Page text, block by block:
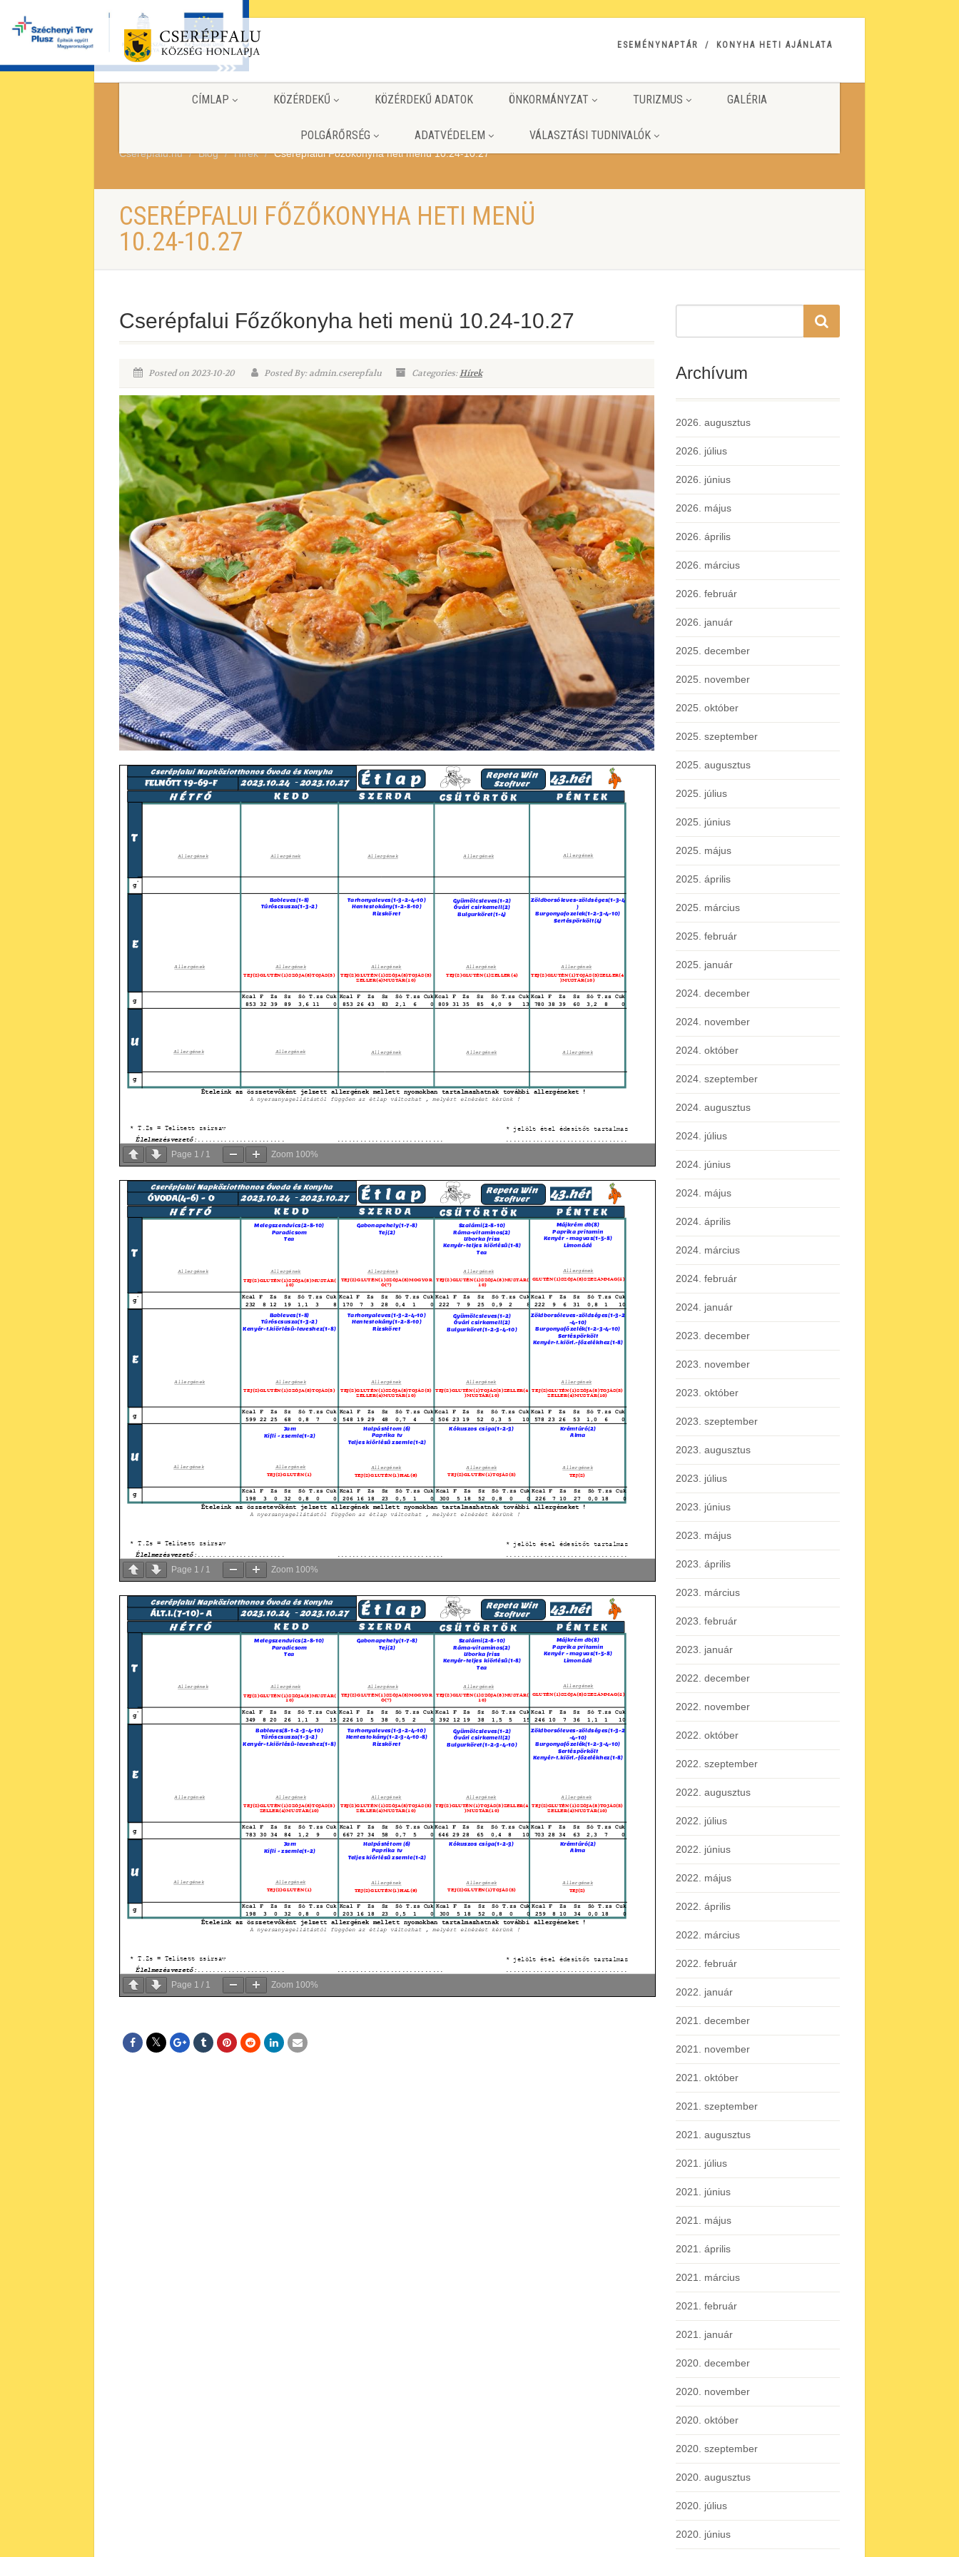
ESEMÉNYNAPTÁR KONYHA HETI AJÁNLATA
CÍMLAP KÖZÉRDEKŰ KÖZÉRDEKŰ ADATOK ÖNKORMÁNYZAT TURIZMUS GALÉRIA
POLGÁRŐRSÉG ADATVÉDELEM VÁLASZTÁSI TUDNIVALÓK
Cserepfalu.hu Blog Hírek Cserépfalui Főzőkonyha heti menü 10.24-10.27
CSERÉPFALUI FŐZŐKONYHA HETI MENÜ
10.24-10.27
Cserépfalui Főzőkonyha heti menü 10.24-10.27
Posted on 2023-10-20 Posted By: admin.cserepfalu Categories:Hírek
Page 1 / 1 Zoom 100%
Page 1 / 1 Zoom 100%
Page 1 / 1 Zoom 100%
Archívum
2026. augusztus
2026. július
2026. június
2026. május
2026. április
2026. március
2026. február
2026. január
2025. december
2025. november
2025. október
2025. szeptember
2025. augusztus
2025. július
2025. június
2025. május
2025. április
2025. március
2025. február
2025. január
2024. december
2024. november
2024. október
2024. szeptember
2024. augusztus
2024. július
2024. június
2024. május
2024. április
2024. március
2024. február
2024. január
2023. december
2023. november
2023. október
2023. szeptember
2023. augusztus
2023. július
2023. június
2023. május
2023. április
2023. március
2023. február
2023. január
2022. december
2022. november
2022. október
2022. szeptember
2022. augusztus
2022. július
2022. június
2022. május
2022. április
2022. március
2022. február
2022. január
2021. december
2021. november
2021. október
2021. szeptember
2021. augusztus
2021. július
2021. június
2021. május
2021. április
2021. március
2021. február
2021. január
2020. december
2020. november
2020. október
2020. szeptember
2020. augusztus
2020. július
2020. június